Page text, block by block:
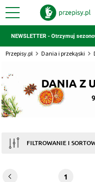
NEWSLETTER - Otrzymuj
Przepisy.pl Dania i przekąski
DANIA Z
FILTROWANIE I
1